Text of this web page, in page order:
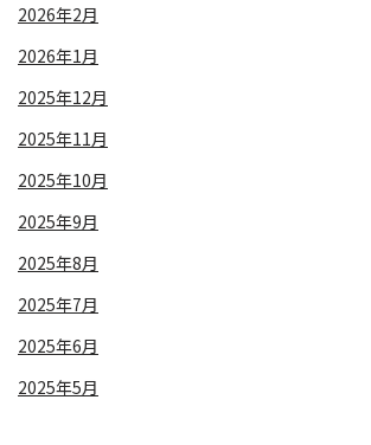
2026年2月
2026年1月
2025年12月
2025年11月
2025年10月
2025年9月
2025年8月
2025年7月
2025年6月
2025年5月